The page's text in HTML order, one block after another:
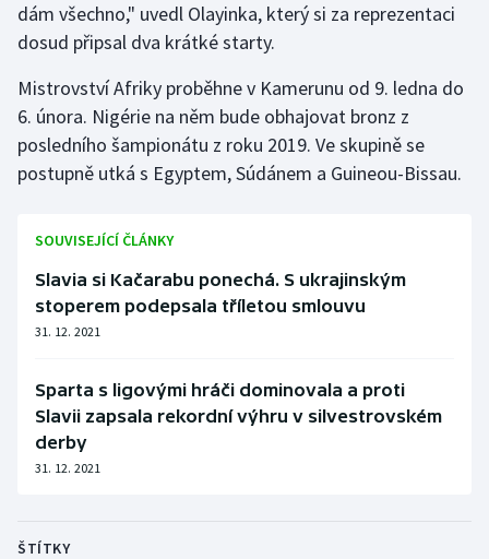
Gymnastika
Házená
Jezdectví
Judo
Krasobruslení
Lezení
Moderní pětiboj
Motorsport
Parasport
dám všechno," uvedl Olayinka, který si za reprezentaci
dosud připsal dva krátké starty.
Mistrovství Afriky proběhne v Kamerunu od 9. ledna do
6. února. Nigérie na něm bude obhajovat bronz z
posledního šampionátu z roku 2019. Ve skupině se
postupně utká s Egyptem, Súdánem a Guineou-Bissau.
SOUVISEJÍCÍ ČLÁNKY
Slavia si Kačarabu ponechá. S ukrajinským
stoperem podepsala tříletou smlouvu
31. 12. 2021
Sparta s ligovými hráči dominovala a proti
Slavii zapsala rekordní výhru v silvestrovském
derby
31. 12. 2021
ŠTÍTKY